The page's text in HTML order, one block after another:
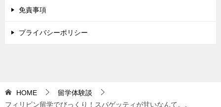
免責事項
プライバシーポリシー
HOME
留学体験談
フィリピン留学でびっくり！スパゲッティが甘いなんて。。